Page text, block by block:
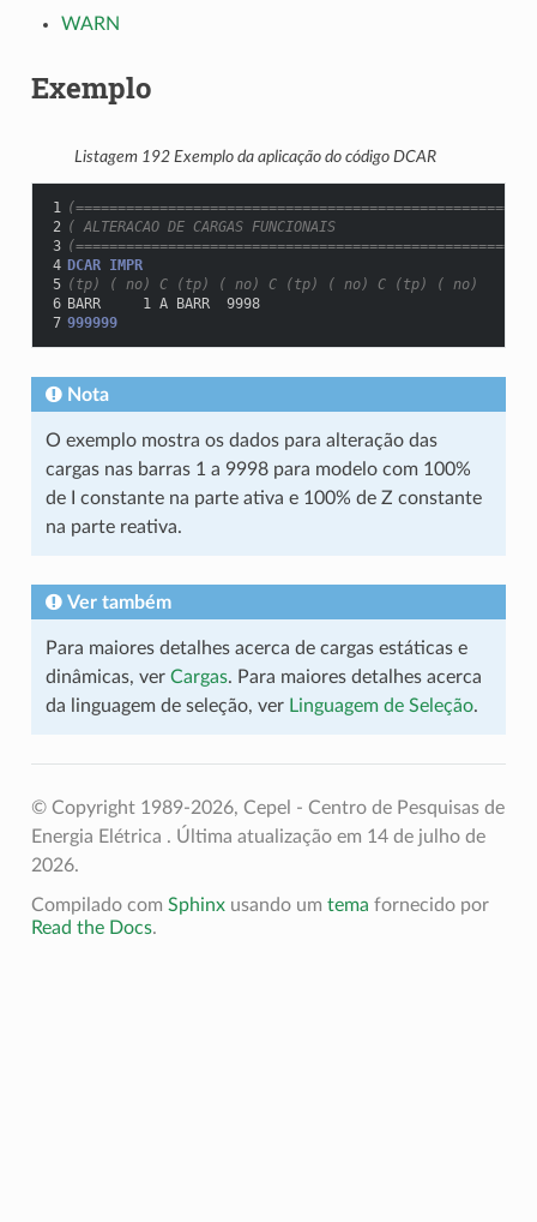
WARN
Exemplo
Listagem 192 Exemplo da aplicação do código DCAR
1
2 ( ALTERACAO DE CARGAS FUNCIONAIS
3
4 DCAR IMPR
5 (tp) ( no) C (tp) ( no) C (tp) ( no) C (tp) ( no)   (A)
6 BARR     1 A BARR  9998                             100
7 999999
Nota
O exemplo mostra os dados para alteração das
cargas nas barras 1 a 9998 para modelo com 100%
de I constante na parte ativa e 100% de Z constante
na parte reativa.
Ver também
Para maiores detalhes acerca de cargas estáticas e
dinâmicas, ver Cargas. Para maiores detalhes acerca
da linguagem de seleção, ver Linguagem de Seleção.
© Copyright 1989-2026, Cepel - Centro de Pesquisas de
Energia Elétrica . Última atualização em 14 de julho de
2026.
Compilado com Sphinxusando um tema fornecido por
Read the Docs.